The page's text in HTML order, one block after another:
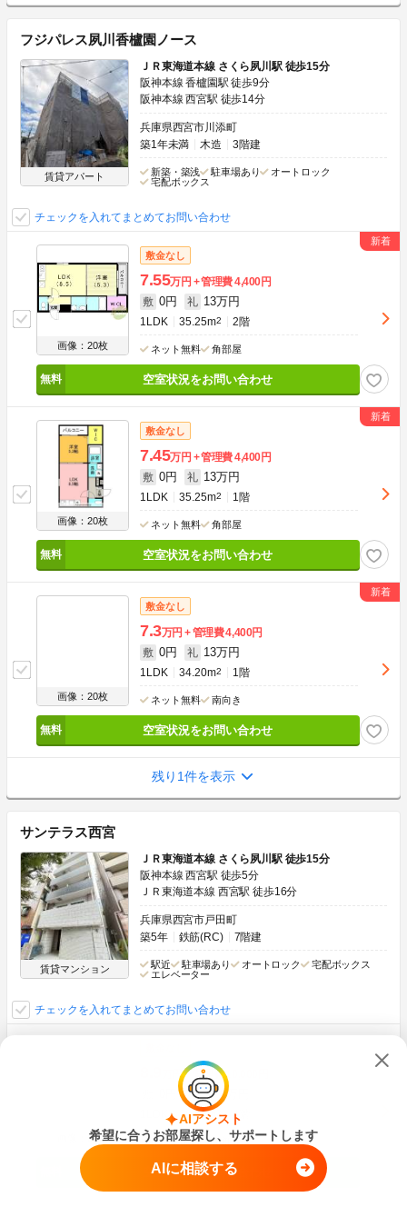
フジパレス夙川香櫨園ノース
賃貸アパート
ＪＲ東海道本線 さくら夙川駅 徒歩15分
阪神本線 香櫨園駅 徒歩9分
阪神本線 西宮駅 徒歩14分
兵庫県西宮市川添町
築1年未満
木造 3階建
新築・築浅 駐車場あり
オートロック
宅配ボックス
チェックを入れてまとめてお問い合わせ
画像：20枚
敷金なし
7.55万円 管理費4,400円
敷 0円 礼 13万円
1LDK 35.25m2 2階
ネット無料 角部屋
空室状況をお問い合わせ
画像：20枚
敷金なし
7.45万円 管理費4,400円
敷 0円 礼 13万円
1LDK 35.25m2 1階
ネット無料 角部屋
空室状況をお問い合わせ
画像：20枚
敷金なし
7.3万円 管理費4,400円
敷 0円 礼 13万円
1LDK 34.20m2 1階
ネット無料 南向き
空室状況をお問い合わせ
残り1件を表示
サンテラス西宮
賃貸マンション
ＪＲ東海道本線 さくら夙川駅 徒歩15分
阪神本線 西宮駅 徒歩5分
ＪＲ東海道本線 西宮駅 徒歩16分
兵庫県西宮市戸田町
築5年
鉄筋(RC) 7階建
駅近 駐車場あり オートロック
宅配ボックス
エレベーター
チェックを入れてまとめてお問い合わせ
画像：30枚
万円 管理費10,000円
礼 17.8万円
30.69m 2 4階
ネット無料 角部屋
空室状況をお問い合わせ
AIアシスト
希望に合うお部屋探し、サポートします
AIに相談する